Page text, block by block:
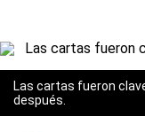
Las cartas fueron
después.